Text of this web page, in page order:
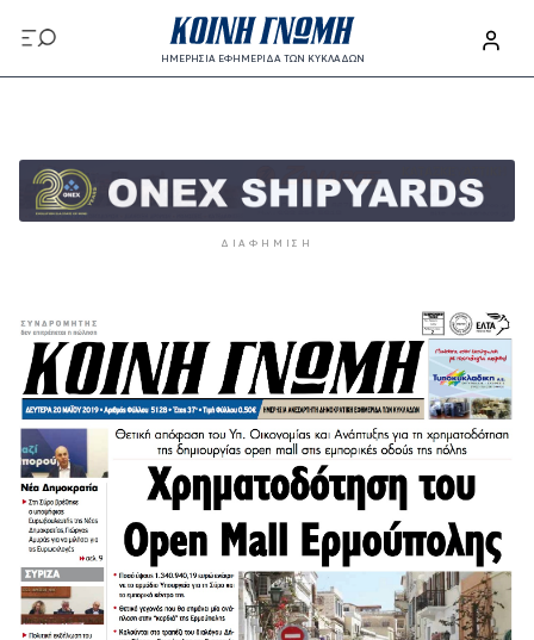
Παράκαμψη προς το κυρίως περιεχόμενο
ΗΜΕΡΗΣΙΑ ΕΦΗΜΕΡΙΔΑ ΤΩΝ ΚΥΚΛΑΔΩΝ
ΔΙΑΦΉΜΙΣΗ